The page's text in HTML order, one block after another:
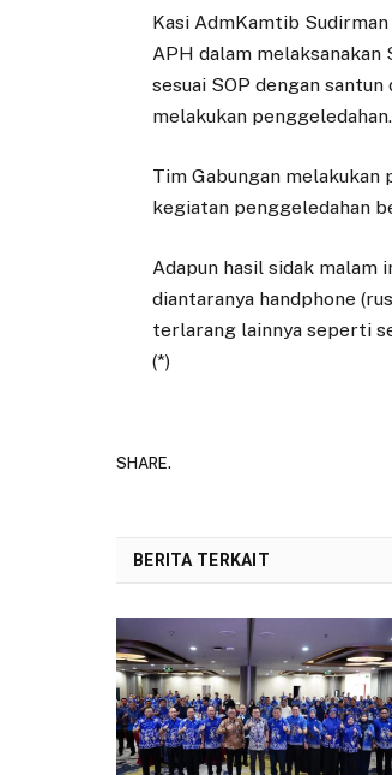
Kasi AdmKamtib
APH dalam
sesuai SOP dengan
melakukan penggeledahan.
Tim Gabungan melakukan
kegiatan penggeledahan
Adapun hasil sidak malam
diantaranya handphone
terlarang lainnya seperti
(*)
SHARE.
BERITA TERKAIT